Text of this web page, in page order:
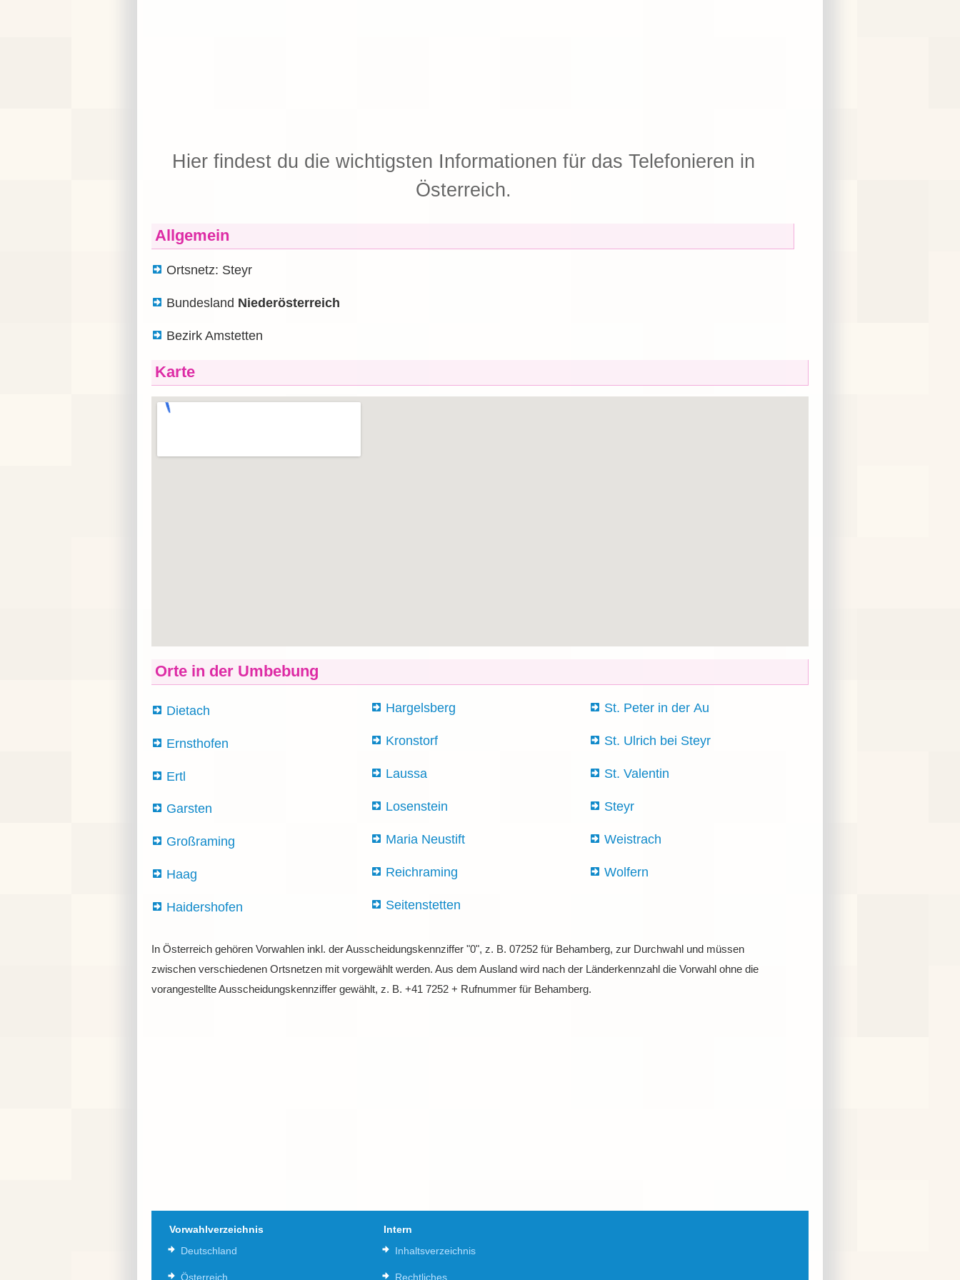
Hier findest du die wichtigsten Informationen für das Telefonieren in
Österreich.
Allgemein
Ortsnetz: Steyr
Bundesland Niederösterreich
Bezirk Amstetten
Karte
Orte in der Umbebung
Dietach
Ernsthofen
Ertl
Garsten
Großraming
Haag
Haidershofen
Hargelsberg
Kronstorf
Laussa
Losenstein
Maria Neustift
Reichraming
Seitenstetten
St. Peter in der Au
St. Ulrich bei Steyr
St. Valentin
Steyr
Weistrach
Wolfern
In Österreich gehören Vorwahlen inkl. der Ausscheidungskennziffer "0", z. B. 07252 für Behamberg, zur Durchwahl und müssen
zwischen verschiedenen Ortsnetzen mit vorgewählt werden. Aus dem Ausland wird nach der Länderkennzahl die Vorwahl ohne die
vorangestellte Ausscheidungskennziffer gewählt, z. B. +41 7252 + Rufnummer für Behamberg.
Vorwahlverzeichnis
Deutschland
Österreich
Intern
Inhaltsverzeichnis
Rechtliches